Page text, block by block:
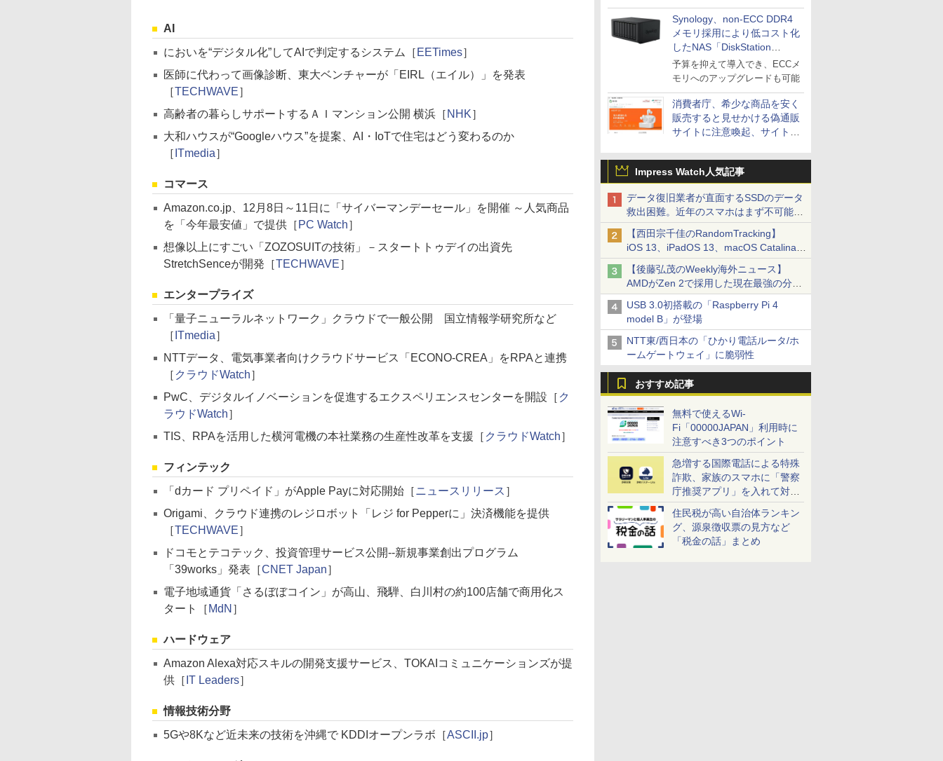
の“あたらしい”を起動し続け
る～オプテージ
Synology、non-ECC DDR4
メモリ採用により低コスト化
したNAS「DiskStation
neo+」シリーズ
予算を抑えて導入でき、ECCメ
モリへのアップグレードも可能
消費者庁、希少な商品を安く
販売すると見せかける偽通販
サイトに注意喚起、サイト名
Impress Watch人気記事
データ復旧業者が直面するSSDのデータ
救出困難。近年のスマホはまず不可能、
悪徳業者に注意を
【西田宗千佳のRandomTracking】
iOS 13、iPadOS 13、macOS Catalinaの
進化を早速体験! 何が変わったのか
【後藤弘茂のWeekly海外ニュース】
AMDがZen 2で採用した現在最強の分岐
予測「TAGE」
USB 3.0初搭載の「Raspberry Pi 4
model B」が登場
NTT東/西日本の「ひかり電話ルータ/ホ
ームゲートウェイ」に脆弱性
おすすめ記事
無料で使えるWi-
Fi「00000JAPAN」利用時に
注意すべき3つのポイント
急増する国際電話による特殊
詐欺、家族のスマホに「警察
庁推奨アプリ」を入れて対策
しよう！
住民税が高い自治体ランキン
グ、源泉徴収票の見方など
「税金の話」まとめ
AI
においを“デジタル化”してAIで判定するシステム［ EETimes］
医師に代わって画像診断、東大ベンチャーが「EIRL（エイル）」を発表
［TECHWAVE］
高齢者の暮らしサポートするＡＩマンション公開 横浜［ NHK］
大和ハウスが“Googleハウス”を提案、AI・IoTで住宅はどう変わるのか
［ ITmedia］
コマース
Amazon.co.jp、12月8日～11日に「サイバーマンデーセール」を開催 ～人気商品
を「今年最安値」で提供［ PC Watch］
想像以上にすごい「ZOZOSUITの技術」－スタートトゥデイの出資先
StretchSenceが開発［TECHWAVE］
エンタープライズ
「量子ニューラルネットワーク」クラウドで一般公開 国立情報学研究所など
［ ITmedia］
NTTデータ、電気事業者向けクラウドサービス「ECONO-CREA」をRPAと連携
［ クラウドWatch］
PwC、デジタルイノベーションを促進するエクスペリエンスセンターを開設［ ク
ラウドWatch］
TIS、RPAを活用した横河電機の本社業務の生産性改革を支援［ クラウドWatch］
フィンテック
「dカード プリペイド」がApple Payに対応開始［ニュースリリース ］
Origami、クラウド連携のレジロボット「レジ for Pepperに」決済機能を提供
［TECHWAVE］
ドコモとテコテック、投資管理サービス公開--新規事業創出プログラム
「39works」発表［CNET Japan］
電子地域通貨「さるぼぼコイン」が高山、飛騨、白川村の約100店舗で商用化ス
タート［ MdN ］
ハードウェア
Amazon Alexa対応スキルの開発支援サービス、TOKAIコミュニケーションズが提
供［ IT Leaders］
情報技術分野
5Gや8Kなど近未来の技術を沖縄で KDDIオープンラボ［ASCII.jp］